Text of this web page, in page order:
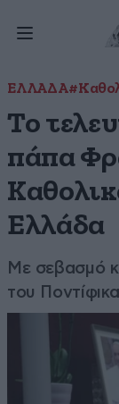
ΕΛΛΑΔΑ
Το
πάπα
Ελλάδα
Με σεβασμό
του